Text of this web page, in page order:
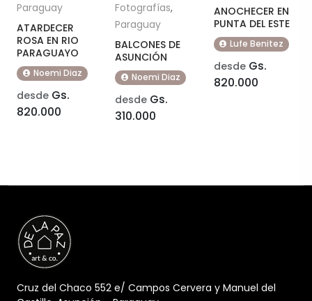
Paraguay
ATARDECER
ROSA EN RIO
PARAGUAYO
Noemi Diaz
desde Gs.
820.000
Fotografías,
Paraguay
BALCONES DE
ASUNCIÓN
Noemi Diaz
desde Gs.
310.000
ANOCHECER EN
PUNTA DEL ESTE
Lufe Benitez
desdeGs.
820.000
Cruz del Chaco 552 e/ Campos Cervera y Manuel del